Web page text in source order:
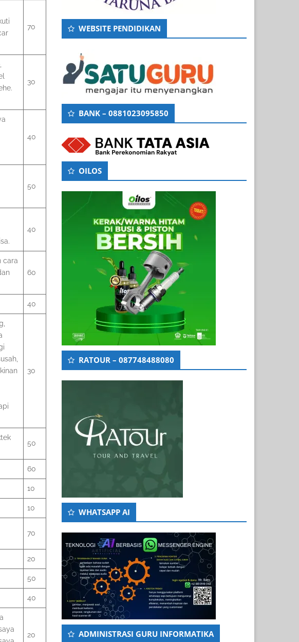
70
30
40
50
40
cara
60
40
30
50
60
10
10
70
20
50
40
20
WEBSITE PENDIDIKAN
BANK – 0881023095850
OILOS
RATOUR – 087748488080
WHATSAPP AI
ADMINISTRASI GURU INFORMATIKA